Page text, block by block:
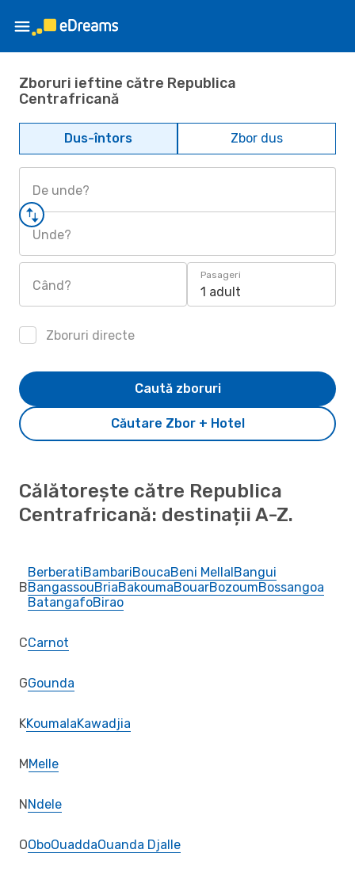
Zboruri ieftine către Republica
Centrafricană
Dus-întors Zbor dus
De unde?
Unde?
Când?
Pasageri
1 adult
Zboruri directe
Căutare Zbor + Hotel
Caută zboruri
Călătorește către Republica
Centrafricană: destinații A-Z.
B
BerberatiBambariBoucaBeni MellalBangui
BangassouBriaBakoumaBouarBozoumBossangoa
BatangafoBirao
CCarnot
GGounda
KKoumalaKawadjia
MMelle
NNdele
OOboOuaddaOuanda Djalle